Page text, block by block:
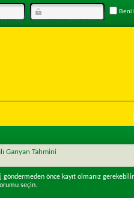
Beni
Ganyan Tahmini
önce kayıt olmanız
seçin.